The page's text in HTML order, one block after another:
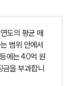
도의 평균 매
범위 안에서
에는 40억 원
을 부과합니